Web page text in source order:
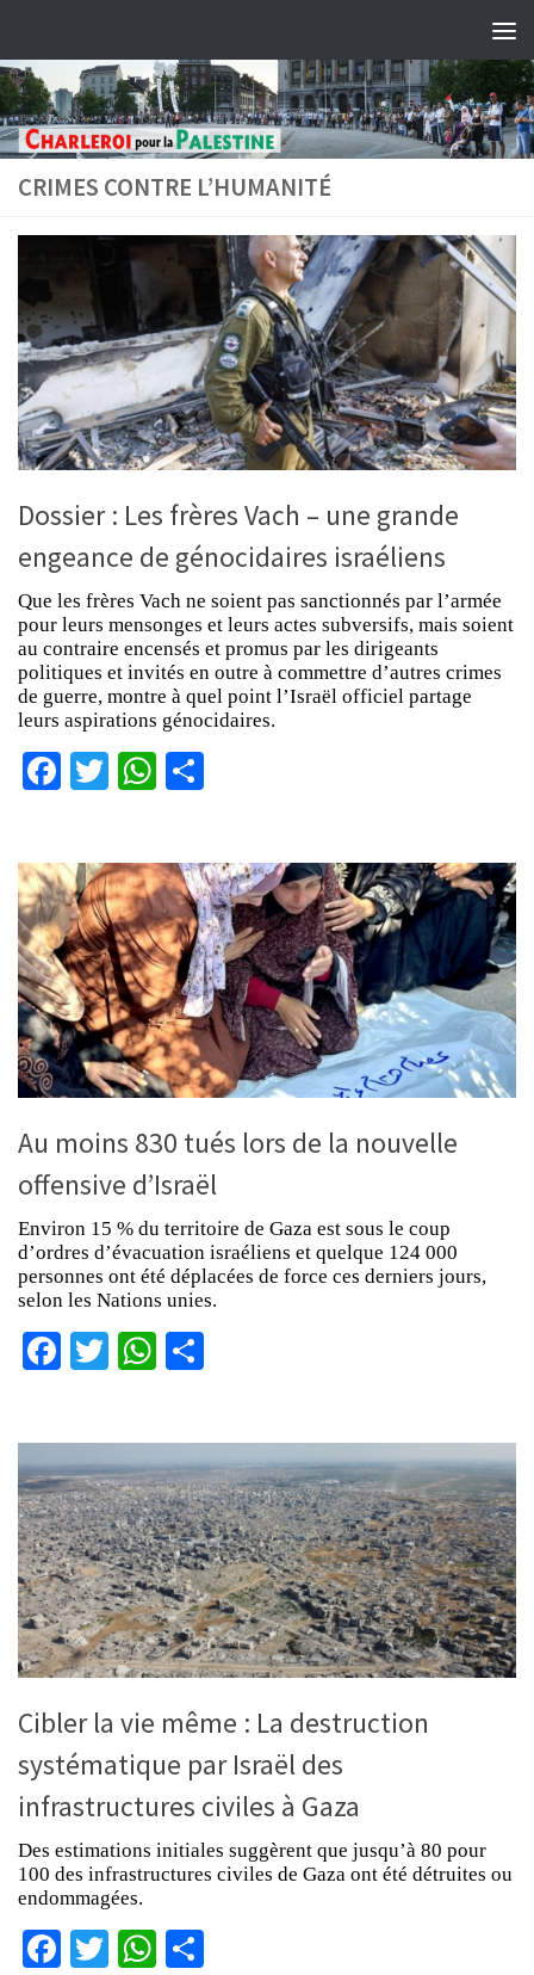
CRIMES CONTRE L’HUMANITÉ
Dossier : Les frères Vach – une grande
engeance de génocidaires israéliens
Que les frères Vach ne soient pas sanctionnés par l’armée
pour leurs mensonges et leurs actes subversifs, mais soient
au contraire encensés et promus par les dirigeants
politiques et invités en outre à commettre d’autres crimes
de guerre, montre à quel point l’Israël officiel partage
leurs aspirations génocidaires.
Facebook
TwitterWhatsApp
Au moins 830 tués lors de la nouvelle
offensive d’Israël
Environ 15 % du territoire de Gaza est sous le coup
d’ordres d’évacuation israéliens et quelque 124 000
personnes ont été déplacées de force ces derniers jours,
selon les Nations unies.
Facebook
TwitterWhatsApp
Cibler la vie même : La destruction
systématique par Israël des
infrastructures civiles à Gaza
Des estimations initiales suggèrent que jusqu’à 80 pour
100 des infrastructures civiles de Gaza ont été détruites ou
endommagées.
Facebook
TwitterWhatsApp